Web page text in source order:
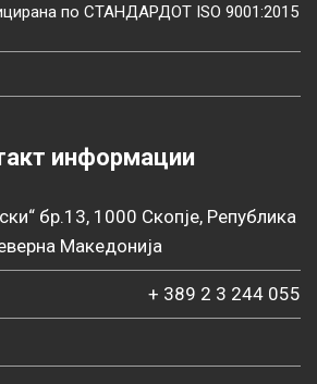
по СТАНДАРДОТ ISO 9001:2015
информации
бр.13, 1000 Скопје, Република
Македонија
+ 389 2 3 244 055